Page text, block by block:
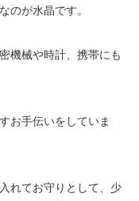
のが水晶です。
機械や時計、携帯にも
お手伝いをしていま
れてお守りとして、少